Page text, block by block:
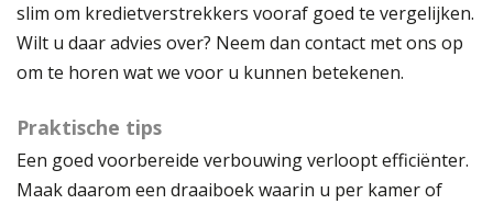
slim om kredietverstrekkers vooraf goed te vergelijken.
Wilt u daar advies over? Neem dan contact met ons op
om te horen wat we voor u kunnen betekenen.
Praktische tips
Een goed voorbereide verbouwing verloopt efficiënter.
Maak daarom een draaiboek waarin u per kamer of